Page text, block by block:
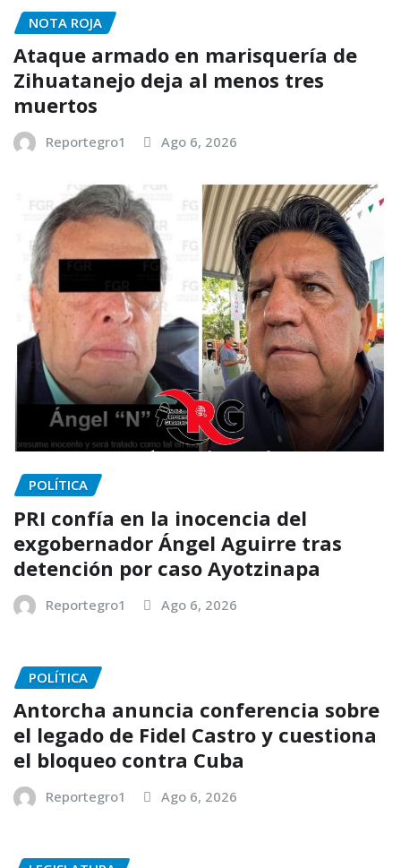
NOTA ROJA
Ataque armado en marisquería de
Zihuatanejo deja al menos tres
muertos
Reportegro1 Ago 6, 2026
POLÍTICA
PRI confía en la inocencia del
exgobernador Ángel Aguirre tras
detención por caso Ayotzinapa
Reportegro1 Ago 6, 2026
POLÍTICA
Antorcha anuncia conferencia sobre
el legado de Fidel Castro y cuestiona
el bloqueo contra Cuba
Reportegro1 Ago 6, 2026